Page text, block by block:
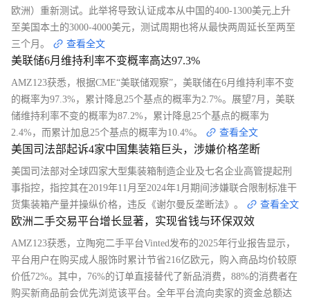
欧洲）重新测试。此举将导致认证成本从中国的400-1300美元上升
至美国本土的3000-4000美元，测试周期也将从最快两周延长至两至
三个月。
查看全文
美联储6月维持利率不变概率高达97.3%
AMZ123获悉，根据CME“美联储观察”，美联储在6月维持利率不变
的概率为97.3%，累计降息25个基点的概率为2.7%。展望7月，美联
储维持利率不变的概率为87.2%，累计降息25个基点的概率为
2.4%，而累计加息25个基点的概率为10.4%。
查看全文
美国司法部起诉4家中国集装箱巨头，涉嫌价格垄断
美国司法部对全球四家大型集装箱制造企业及七名企业高管提起刑
事指控，指控其在2019年11月至2024年1月期间涉嫌联合限制标准干
货集装箱产量并操纵价格，违反《谢尔曼反垄断法》。
查看全文
欧洲二手交易平台增长显著，实现省钱与环保双效
AMZ123获悉，立陶宛二手平台Vinted发布的2025年行业报告显示，
平台用户在购买成人服饰时累计节省216亿欧元，购入商品均价较原
价低72%。其中，76%的订单直接替代了新品消费，88%的消费者在
购买新商品前会优先浏览该平台。全年平台流向卖家的资金总额达